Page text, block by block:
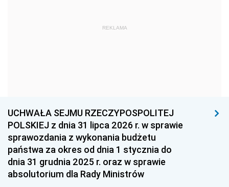
1968
1954 1953 1952
1951 1950
1948 1947 1946
1939 1938
REKLAMA
UCHWAŁA SEJMU RZECZYPOSPOLITEJ
POLSKIEJ z dnia 31 lipca 2026 r. w sprawie
sprawozdania z wykonania budżetu
państwa za okres od dnia 1 stycznia do
dnia 31 grudnia 2025 r. oraz w sprawie
absolutorium dla Rady Ministrów